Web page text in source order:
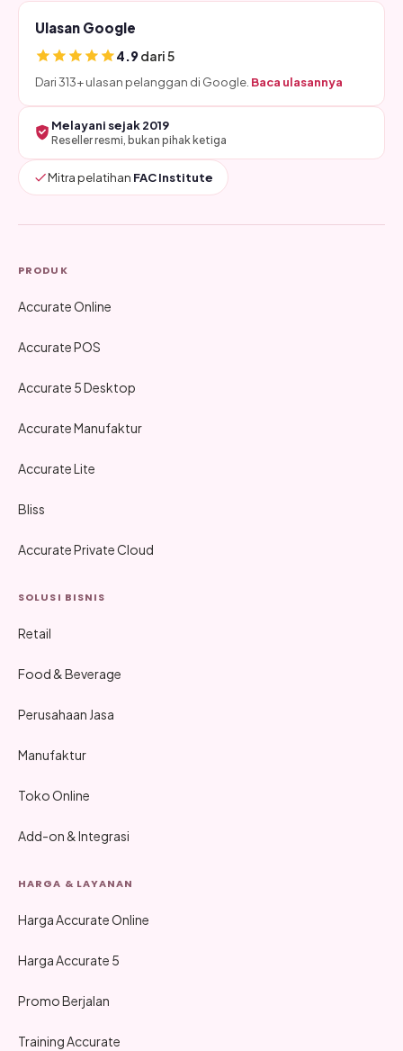
Ulasan Google
4.9dari 5
Dari 313+ ulasan pelanggan di Google. Baca ulasannya
Melayani sejak 2019
Reseller resmi, bukan pihak ketiga
Mitra pelatihan FAC Institute
PRODUK
Accurate Online
Accurate POS
Accurate 5 Desktop
Accurate Manufaktur
Accurate Lite
Bliss
Accurate Private Cloud
SOLUSI BISNIS
Retail
Food & Beverage
Perusahaan Jasa
Manufaktur
Toko Online
Add-on & Integrasi
HARGA & LAYANAN
Harga Accurate Online
Harga Accurate 5
Promo Berjalan
Training Accurate